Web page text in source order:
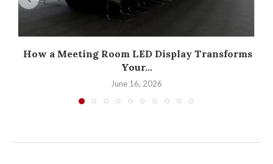
How a Meeting Room LED Display Transforms
Your...
June 16, 2026